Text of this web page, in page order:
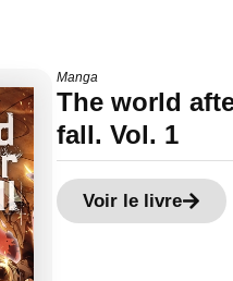
Manga
The world
fall. Vol. 1
Voir le livre